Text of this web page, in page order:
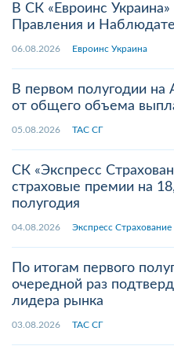
В СК «Евроинс
Правления и
06.08.2026 Евроинс Украина
В первом полугодии на
от общего объема
05.08.2026 ТАС СГ
СК «Экспресс
страховые премии на
полугодия
04.08.2026 Экспресс Страхование
По итогам первого
очередной раз
лидера рынка
03.08.2026 ТАС СГ